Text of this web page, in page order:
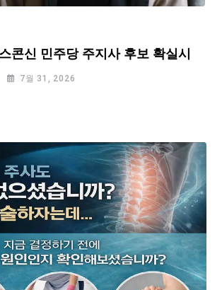
콘신 민주당 주지사 후보 확실시
7월 31, 2026